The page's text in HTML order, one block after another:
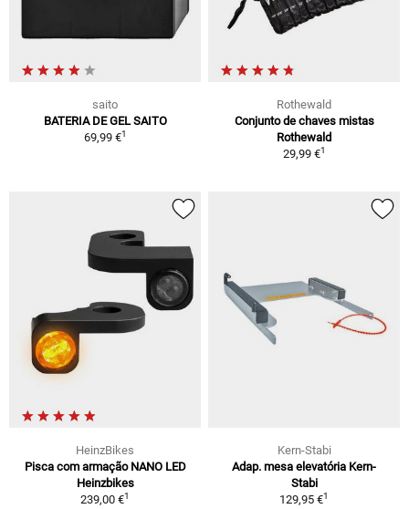
saito
BATERIA DE GEL SAITO
69,99 €1
Rothewald
Conjunto de chaves mistas
Rothewald
29,99 €1
HeinzBikes
Pisca com armação NANO LED
Heinzbikes
239,00 €1
Kern-Stabi
Adap. mesa elevatória Kern-
Stabi
129,95 €1